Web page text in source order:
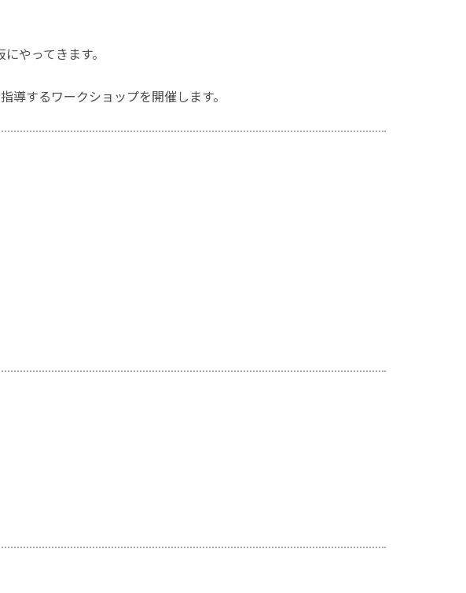
やってきます。
するワークショップを開催します。